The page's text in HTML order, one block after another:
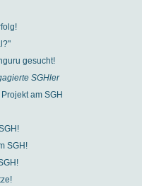
gesucht!
SGHler
am SGH
SGH!